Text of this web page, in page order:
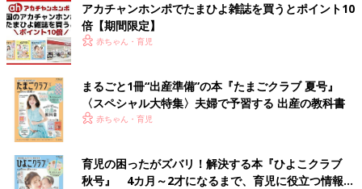
アカチャンホンポでたまひよ雑誌を買うとポイント10
倍【期間限定】
赤ちゃん・育児
まるごと1冊“出産準備”の本『たまごクラブ 夏号』
〈スペシャル大特集〉夫婦で予習する 出産の教科書
赤ちゃん・育児
育児の困ったがズバリ！解決する本『ひよこクラブ
秋号』 4カ月～2才になるまで、育児に役立つ情報が